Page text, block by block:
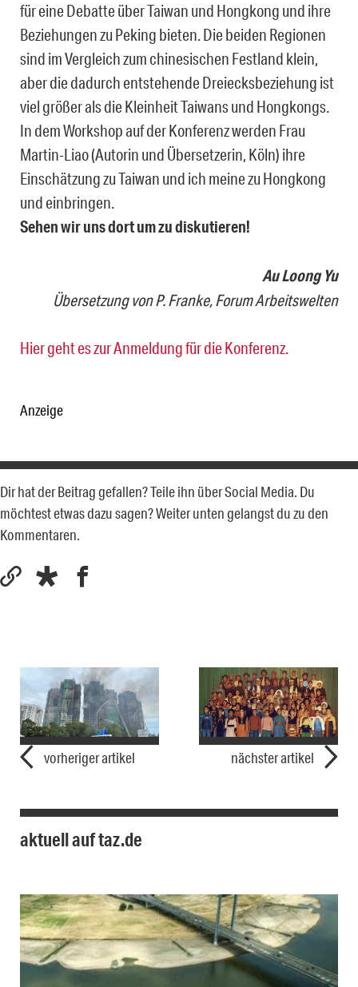
für eine Debatte über Taiwan und Hongkong und ihre
Beziehungen zu Peking bieten. Die beiden Regionen
sind im Vergleich zum chinesischen Festland klein,
aber die dadurch entstehende Dreiecksbeziehung ist
viel größer als die Kleinheit Taiwans und Hongkongs.
In dem Workshop auf der Konferenz werden Frau
Martin-Liao (Autorin und Übersetzerin, Köln) ihre
Einschätzung zu Taiwan und ich meine zu Hongkong
und einbringen.
Sehen wir uns dort um zu diskutieren!
Au Loong Yu
Übersetzung von P. Franke, Forum Arbeitswelten
Hier geht es zur Anmeldung für die Konferenz.
Anzeige
Dir hat der Beitrag gefallen? Teile ihn über Social Media. Du
möchtest etwas dazu sagen? Weiter unten gelangst du zu den
Kommentaren.
vorheriger artikel nächster artikel
aktuell auf taz.de